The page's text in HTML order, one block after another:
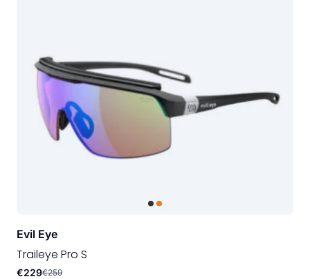
Evil Eye
Traileye Pro S
€229€259